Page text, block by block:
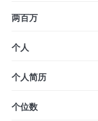
两百万
个人
个人简历
个位数